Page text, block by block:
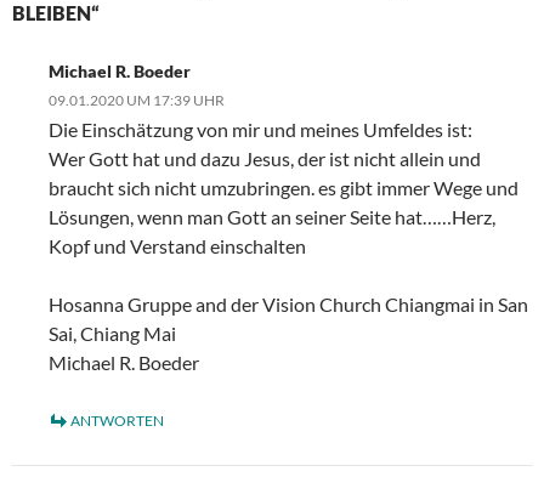
BLEIBEN“
Michael R. Boeder
09.01.2020 UM 17:39 UHR
Die Einschätzung von mir und meines Umfeldes ist:
Wer Gott hat und dazu Jesus, der ist nicht allein und
braucht sich nicht umzubringen. es gibt immer Wege und
Lösungen, wenn man Gott an seiner Seite hat……Herz,
Kopf und Verstand einschalten
Hosanna Gruppe and der Vision Church Chiangmai in San
Sai, Chiang Mai
Michael R. Boeder
ANTWORTEN